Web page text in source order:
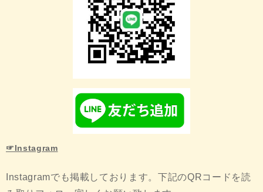
☞Instagram
Instagramでも掲載しております。下記のQRコードを読